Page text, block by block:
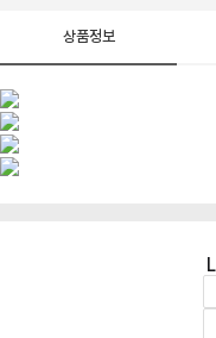
상품정보